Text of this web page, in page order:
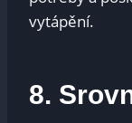
vytápění.
8.